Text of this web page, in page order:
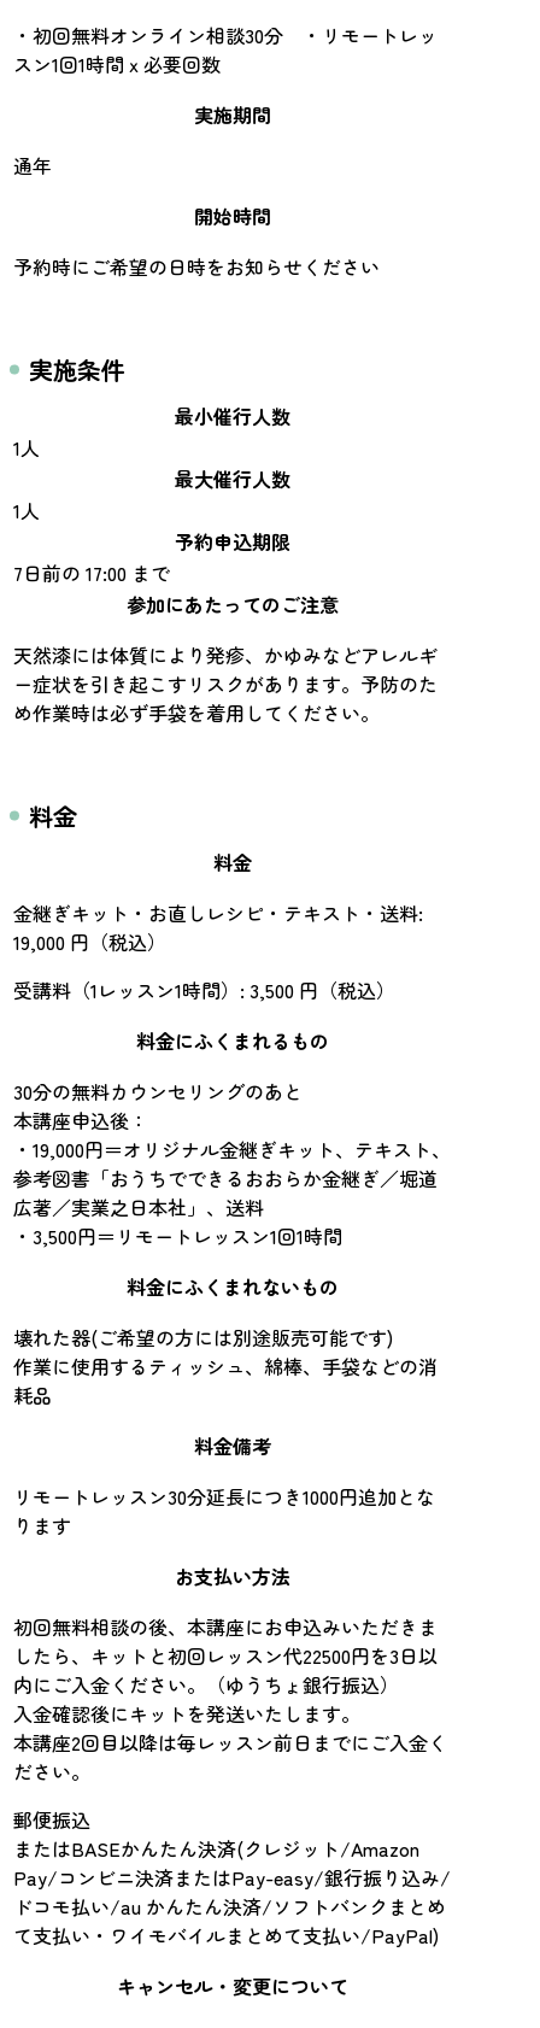
・初回無料オンライン相談30分 ・リモートレッ
スン1回1時間ｘ必要回数
実施期間
通年
開始時間
予約時にご希望の日時をお知らせください
実施条件
最小催行人数
1人
最大催行人数
1人
予約申込期限
7日前の 17:00 まで
参加にあたってのご注意
天然漆には体質により発疹、かゆみなどアレルギ
ー症状を引き起こすリスクがあります。予防のた
め作業時は必ず手袋を着用してください。
料金
料金
金継ぎキット・お直しレシピ・テキスト・送料:
19,000 円（税込）
受講料（1レッスン1時間）: 3,500 円（税込）
料金にふくまれるもの
30分の無料カウンセリングのあと
本講座申込後：
・19,000円＝オリジナル金継ぎキット、テキスト、
参考図書「おうちでできるおおらか金継ぎ／堀道
広著／実業之日本社」、送料
・3,500円＝リモートレッスン1回1時間
料金にふくまれないもの
壊れた器(ご希望の方には別途販売可能です)
作業に使用するティッシュ、綿棒、手袋などの消
耗品
料金備考
リモートレッスン30分延長につき1000円追加とな
ります
お支払い方法
初回無料相談の後、本講座にお申込みいただきま
したら、キットと初回レッスン代22500円を3日以
内にご入金ください。（ゆうちょ銀行振込）
入金確認後にキットを発送いたします。
本講座2回目以降は毎レッスン前日までにご入金く
ださい。
郵便振込
またはBASEかんたん決済(クレジット/Amazon
Pay/コンビニ決済またはPay-easy/銀行振り込み/
ドコモ払い/au かんたん決済/ソフトバンクまとめ
て支払い・ワイモバイルまとめて支払い/PayPal)
キャンセル・変更について